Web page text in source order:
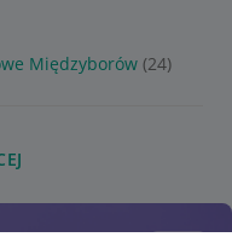
Międzyborów (24)